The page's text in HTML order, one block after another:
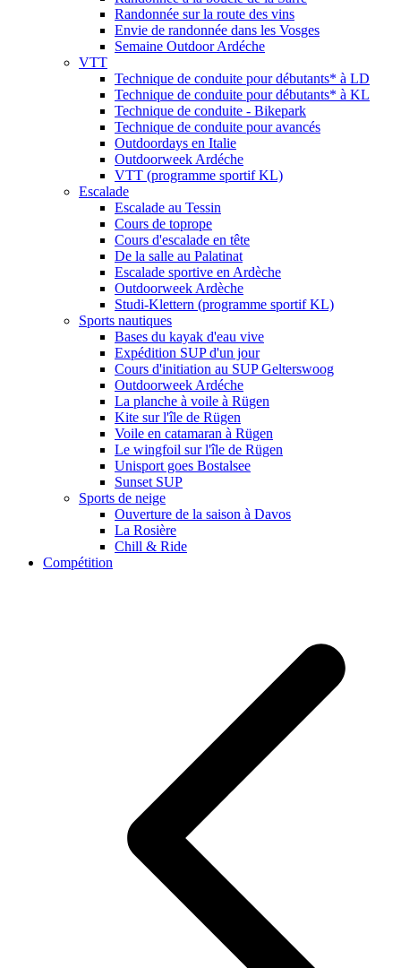
Randonnée sur la route des vins
Envie de randonnée dans les Vosges
Semaine Outdoor Ardéche
VTT
Technique de conduite pour débutants* à LD
Technique de conduite pour débutants* à KL
Technique de conduite - Bikepark
Technique de conduite pour avancés
Outdoordays en Italie
Outdoorweek Ardéche
VTT (programme sportif KL)
Escalade
Escalade au Tessin
Cours de toprope
Cours d'escalade en tête
De la salle au Palatinat
Escalade sportive en Ardèche
Outdoorweek Ardèche
Studi-Klettern (programme sportif KL)
Sports nautiques
Bases du kayak d'eau vive
Expédition SUP d'un jour
Cours d'initiation au SUP Gelterswoog
Outdoorweek Ardéche
La planche à voile à Rügen
Kite sur l'île de Rügen
Voile en catamaran à Rügen
Le wingfoil sur l'île de Rügen
Unisport goes Bostalsee
Sunset SUP
Sports de neige
Ouverture de la saison à Davos
La Rosière
Chill & Ride
Compétition